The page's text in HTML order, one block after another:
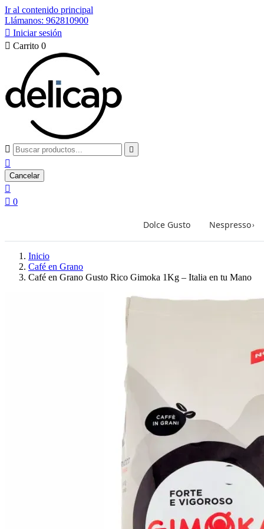
Ir al contenido principal
Llámanos: 962810900
 Iniciar sesión
 Carrito 0
 

Cancelar

 0
Dolce Gusto Nespresso›
Inicio
Café en Grano
Café en Grano Gusto Rico Gimoka 1Kg – Italia en tu Mano